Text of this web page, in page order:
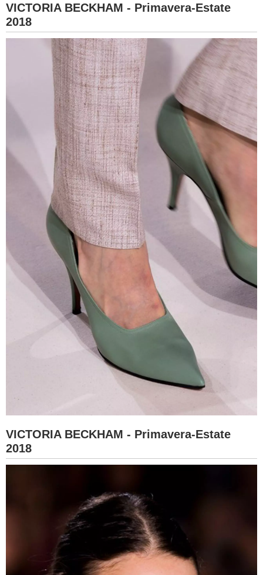
VICTORIA BECKHAM - Primavera-Estate
2018
VICTORIA BECKHAM - Primavera-Estate
2018